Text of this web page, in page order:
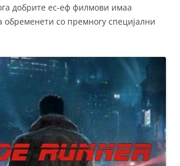
добрите ес-еф филмови имаа
обременети со премногу специјални